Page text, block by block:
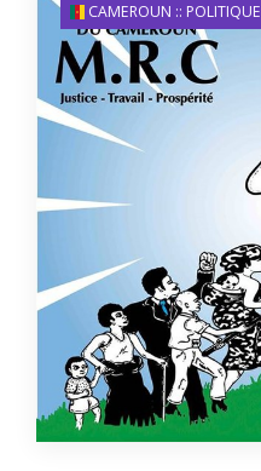
CAMEROUN :: POLITIQUE